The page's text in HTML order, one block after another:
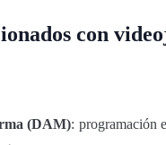
con
(DAM): programación